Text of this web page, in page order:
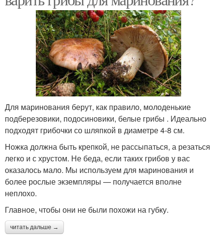
Для маринования берут, как правило, молоденькие
подберезовики, подосиновики, белые грибы . Идеально
подходят грибочки со шляпкой в диаметре 4-8 см.
Ножка должна быть крепкой, не рассыпаться, а резаться
легко и с хрустом. Не беда, если таких грибов у вас
оказалось мало. Мы используем для маринования и
более рослые экземпляры — получается вполне
неплохо.
Главное, чтобы они не были похожи на губку.
читать дальше →